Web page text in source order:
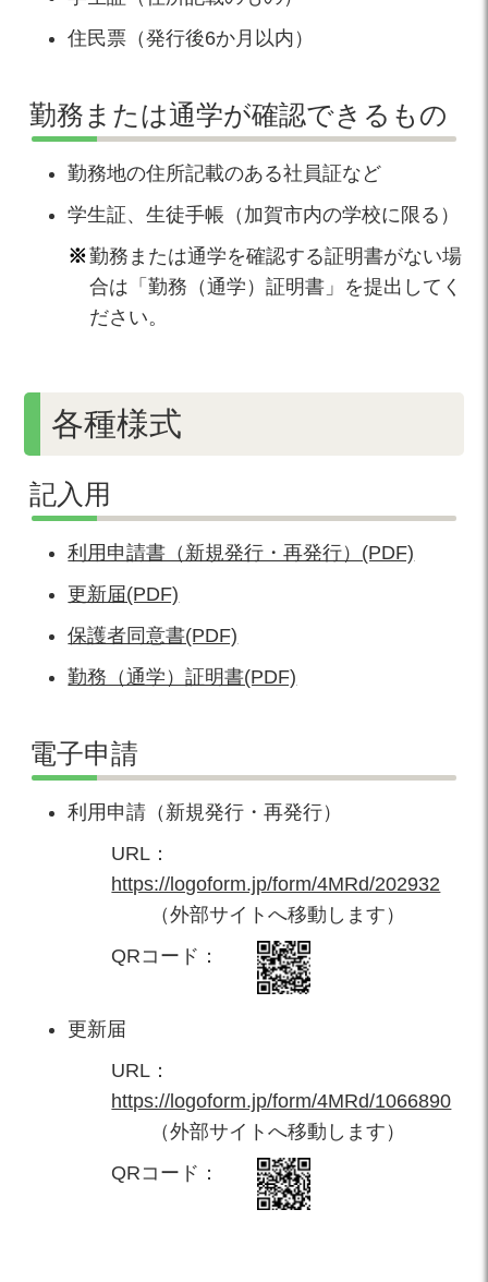
住民票（発行後6か月以内）
勤務または通学が確認できるもの
勤務地の住所記載のある社員証など
学生証、生徒手帳（加賀市内の学校に限る）
勤務または通学を確認する証明書がない場
合は「勤務（通学）証明書」を提出してく
ださい。
各種様式
記入用
利用申請書（新規発行・再発行）(PDF)
更新届(PDF)
保護者同意書(PDF)
勤務（通学）証明書(PDF)
電子申請
利用申請（新規発行・再発行）
URL：
https://logoform.jp/form/4MRd/202932
（外部サイトへ移動します）
QRコード：
更新届
URL：
https://logoform.jp/form/4MRd/1066890
（外部サイトへ移動します）
QRコード：